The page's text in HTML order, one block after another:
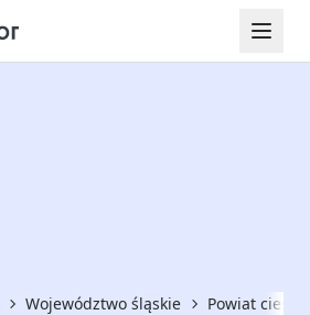
Województwo śląskie Powiat